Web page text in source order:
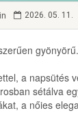
2026. 05. 11.
gyönyörű.
a napsütés
sétálva
a nőies